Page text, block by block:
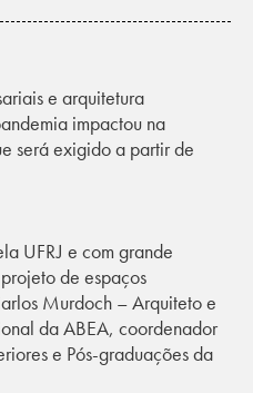
e arquitetura
impactou na
será exigido a partir de
UFRJ e com grande
de espaços
Murdoch – Arquiteto e
da ABEA, coordenador
e Pós-graduações da